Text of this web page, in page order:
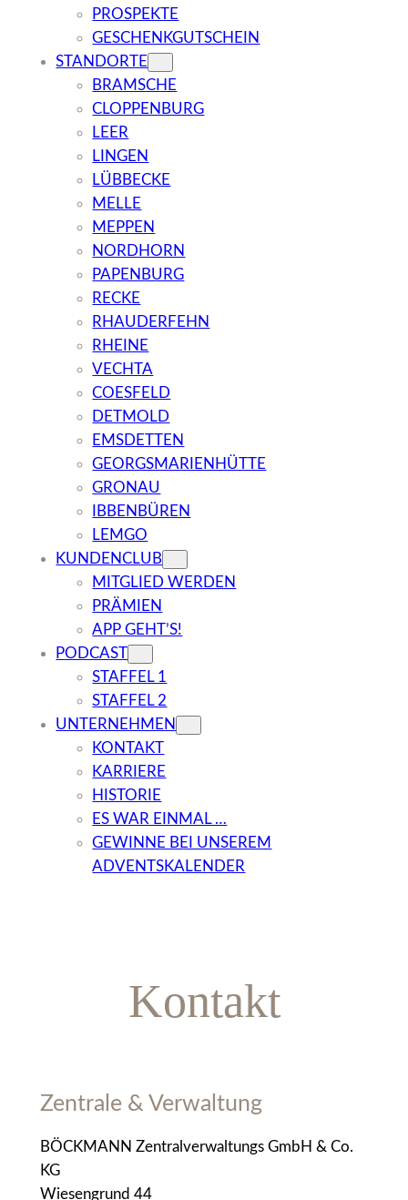
PROSPEKTE
GESCHENKGUTSCHEIN
STANDORTE
BRAMSCHE
CLOPPENBURG
LEER
LINGEN
LÜBBECKE
MELLE
MEPPEN
NORDHORN
PAPENBURG
RECKE
RHAUDERFEHN
RHEINE
VECHTA
COESFELD
DETMOLD
EMSDETTEN
GEORGSMARIENHÜTTE
GRONAU
IBBENBÜREN
LEMGO
KUNDENCLUB
MITGLIED WERDEN
PRÄMIEN
APP GEHT’S!
PODCAST
STAFFEL 1
STAFFEL 2
UNTERNEHMEN
KONTAKT
KARRIERE
HISTORIE
ES WAR EINMAL …
GEWINNE BEI UNSEREM
ADVENTSKALENDER
Kontakt
Zentrale & Verwaltung
BÖCKMANN Zentralverwaltungs GmbH & Co.
KG
Wiesengrund 44